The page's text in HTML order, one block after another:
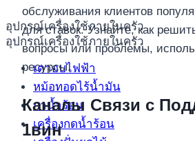
อุปกรณ์เครื่องใช้ภายในครัว
อุปกรณ์เครื่องใช้ภายในครัว
เตาอบไฟฟ้า
หม้อทอดไร้น้ำมัน
กาน้ำร้อน
เครื่องกดน้ำร้อน
обслуживания клиентов
для ставок. Узнайте, как
вопросы или проблемы,
ресурсы.
Каналы Связи с
1вин